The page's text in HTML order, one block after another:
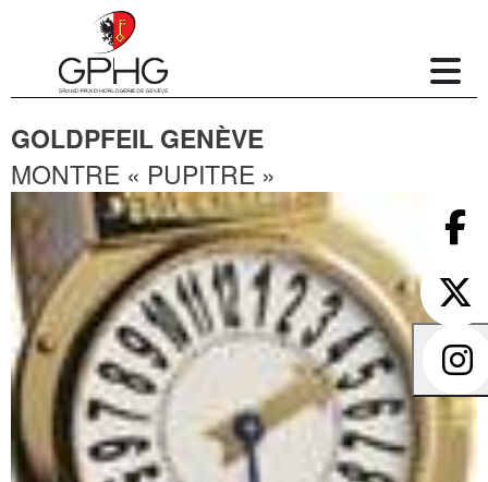
GOLDPFEIL GENÈVE
MONTRE « PUPITRE »